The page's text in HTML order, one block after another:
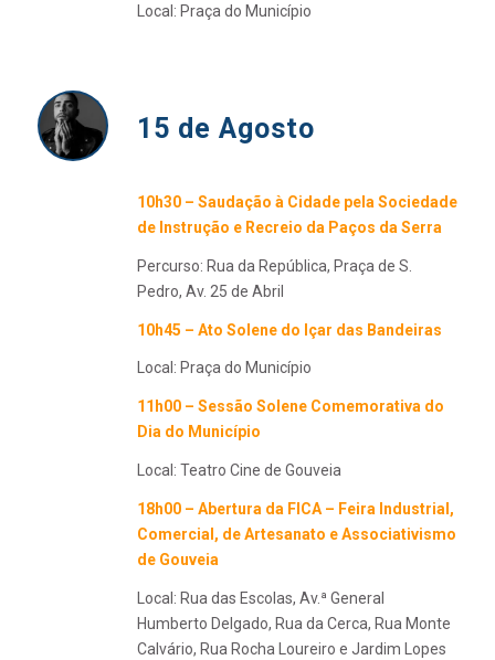
Local: Praça do Município
15 de Agosto
10h30 – Saudação à Cidade pela Sociedade
de Instrução e Recreio da Paços da Serra
Percurso: Rua da República, Praça de S.
Pedro, Av. 25 de Abril
10h45 – Ato Solene do Içar das Bandeiras
Local: Praça do Município
11h00 – Sessão Solene Comemorativa do
Dia do Município
Local: Teatro Cine de Gouveia
18h00 – Abertura da FICA – Feira Industrial,
Comercial, de Artesanato e Associativismo
de Gouveia
Local: Rua das Escolas, Av.ª General
Humberto Delgado, Rua da Cerca, Rua Monte
Calvário, Rua Rocha Loureiro e Jardim Lopes